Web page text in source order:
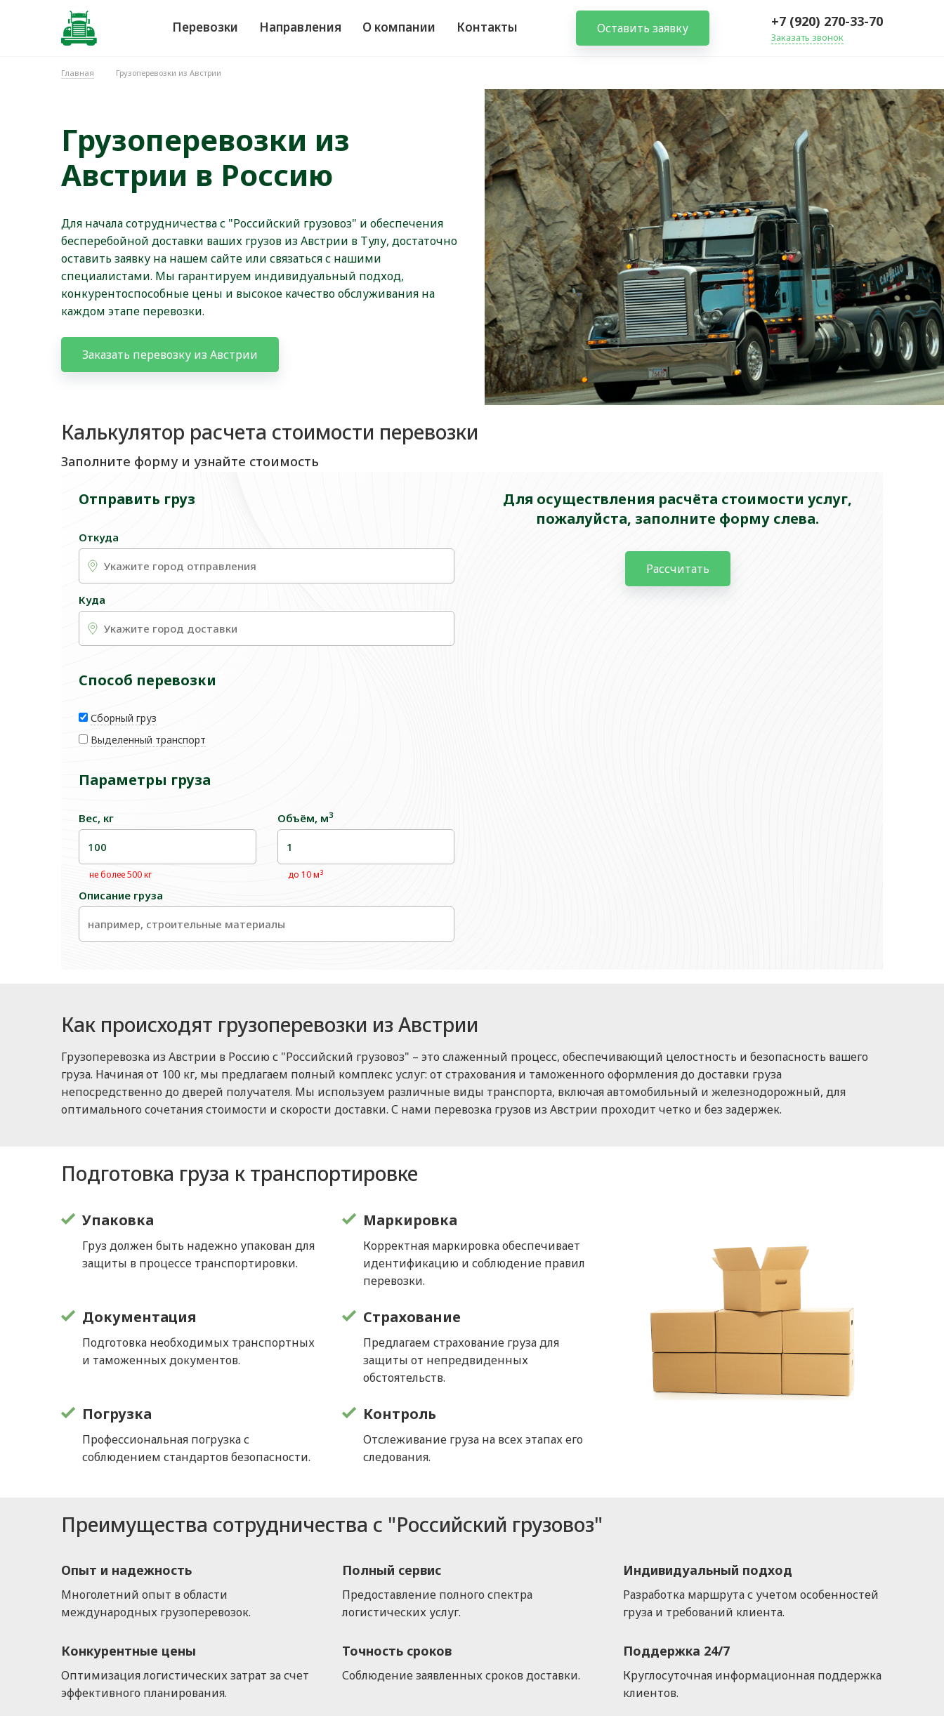
Перевозки Направления О компании Контакты Оставить заявку +7 (920) 270-33-70
Заказать звонок
Главная Грузоперевозки из Австрии
Грузоперевозки из
Австрии в Россию
Для начала сотрудничества с "Российский грузовоз" и обеспечения
бесперебойной доставки ваших грузов из Австрии в Тулу, достаточно
оставить заявку на нашем сайте или связаться с нашими
специалистами. Мы гарантируем индивидуальный подход,
конкурентоспособные цены и высокое качество обслуживания на
каждом этапе перевозки.
Заказать перевозку из Австрии
Калькулятор расчета стоимости перевозки
Заполните форму и узнайте стоимость
Отправить груз
Откуда
Куда
Способ перевозки
Сборный груз
Выделенный транспорт
Параметры груза
Вес, кг
не более 500 кг
Объём, м3
до 10 м3
Описание груза
Для осуществления расчёта стоимости услуг,
пожалуйста, заполните форму слева.
Рассчитать
Как происходят грузоперевозки из Австрии
Грузоперевозка из Австрии в Россию с "Российский грузовоз" – это слаженный процесс, обеспечивающий целостность и безопасность вашего
груза. Начиная от 100 кг, мы предлагаем полный комплекс услуг: от страхования и таможенного оформления до доставки груза
непосредственно до дверей получателя. Мы используем различные виды транспорта, включая автомобильный и железнодорожный, для
оптимального сочетания стоимости и скорости доставки. С нами перевозка грузов из Австрии проходит четко и без задержек.
Подготовка груза к транспортировке
Упаковка
Груз должен быть надежно упакован для
защиты в процессе транспортировки.
Маркировка
Корректная маркировка обеспечивает
идентификацию и соблюдение правил
перевозки.
Документация
Подготовка необходимых транспортных
и таможенных документов.
Страхование
Предлагаем страхование груза для
защиты от непредвиденных
обстоятельств.
Погрузка
Профессиональная погрузка с
соблюдением стандартов безопасности.
Контроль
Отслеживание груза на всех этапах его
следования.
Преимущества сотрудничества с "Российский грузовоз"
Опыт и надежность
Многолетний опыт в области
международных грузоперевозок.
Полный сервис
Предоставление полного спектра
логистических услуг.
Индивидуальный подход
Разработка маршрута с учетом особенностей
груза и требований клиента.
Конкурентные цены
Оптимизация логистических затрат за счет
эффективного планирования.
Точность сроков
Соблюдение заявленных сроков доставки.
Поддержка 24/7
Круглосуточная информационная поддержка
клиентов.